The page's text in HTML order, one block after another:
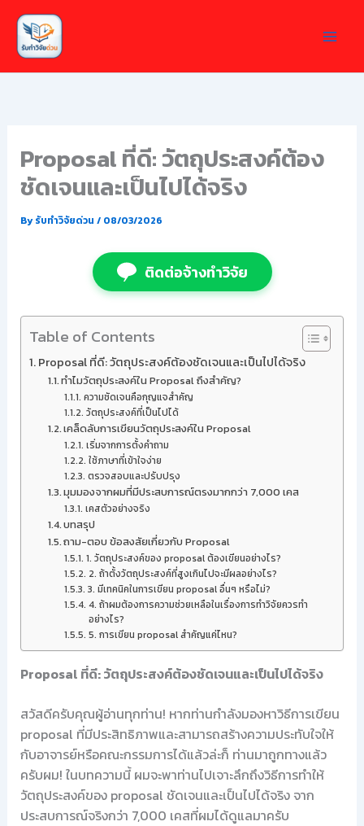
Skip
content
Proposal ที่ดี: วัตถุประสงค์ต้อง
ชัดเจนและเป็นไปได้จริง
Byรับทำวิจัยด่วน / 08/03/2026
ติดต่อจ้างทำวิจัย
Table of Contents
Proposal ที่ดี: วัตถุประสงค์ต้องชัดเจนและเป็นไปได้จริง
ทำไมวัตถุประสงค์ใน Proposal ถึงสำคัญ?
ความชัดเจนคือกุญแจสำคัญ
วัตถุประสงค์ที่เป็นไปได้
เคล็ดลับการเขียนวัตถุประสงค์ใน Proposal
เริ่มจากการตั้งคำถาม
ใช้ภาษาที่เข้าใจง่าย
ตรวจสอบและปรับปรุง
มุมมองจากผมที่มีประสบการณ์ตรงมากกว่า 7,000 เคส
เคสตัวอย่างจริง
บทสรุป
ถาม-ตอบ ข้อสงสัยเกี่ยวกับ Proposal
1. วัตถุประสงค์ของ proposal ต้องเขียนอย่างไร?
2. ถ้าตั้งวัตถุประสงค์ที่สูงเกินไปจะมีผลอย่างไร?
3. มีเทคนิคในการเขียน proposal อื่นๆ หรือไม่?
4. ถ้าผมต้องการความช่วยเหลือในเรื่องการทำวิจัยควรทำ
อย่างไร?
5. การเขียน proposal สำคัญแค่ไหน?
Proposal ที่ดี: วัตถุประสงค์ต้องชัดเจนและเป็นไปได้จริง
สวัสดีครับคุณผู้อ่านทุกท่าน! หากท่านกำลังมองหาวิธีการเขียน
proposal ที่มีประสิทธิภาพและสามารถสร้างความประทับใจให้
กับอาจารย์หรือคณะกรรมการได้แล้วล่ะก็ ท่านมาถูกทางแล้ว
ครับผม! ในบทความนี้ ผมจะพาท่านไปเจาะลึกถึงวิธีการทำให้
วัตถุประสงค์ของ proposal ชัดเจนและเป็นไปได้จริง จาก
ประสบการณ์จริงกว่า 7,000 เคสที่ผมได้ดูแลมาครับ